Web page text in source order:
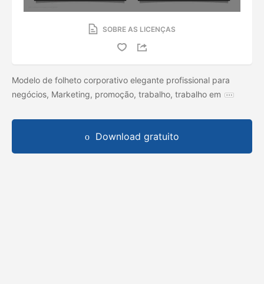
SOBRE AS LICENÇAS
Modelo de folheto corporativo elegante profissional para
negócios, Marketing, promoção, trabalho, trabalho em
Download gratuito